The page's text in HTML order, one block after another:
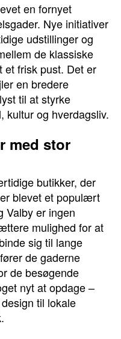
en fornyet
Nye initiativer
udstillinger og
de klassiske
et frisk pust. Det er
en bredere
til at styrke
og hverdagsliv.
med stor
butikker, der
blevet et populært
Valby er ingen
mulighed for at
sig til lange
de gaderne
de besøgende
nyt at opdage –
til lokale